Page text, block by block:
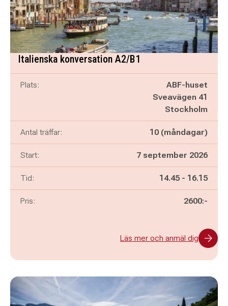
Italienska konversation A2/B1
Plats:
ABF-huset
Sveavägen 41
Stockholm
Antal träffar: 10 (måndagar)
Start: 7 september 2026
Tid: Pågår mellan
14.45 - och
16.15
Pris: 2600:-
Läs mer och anmäl dig